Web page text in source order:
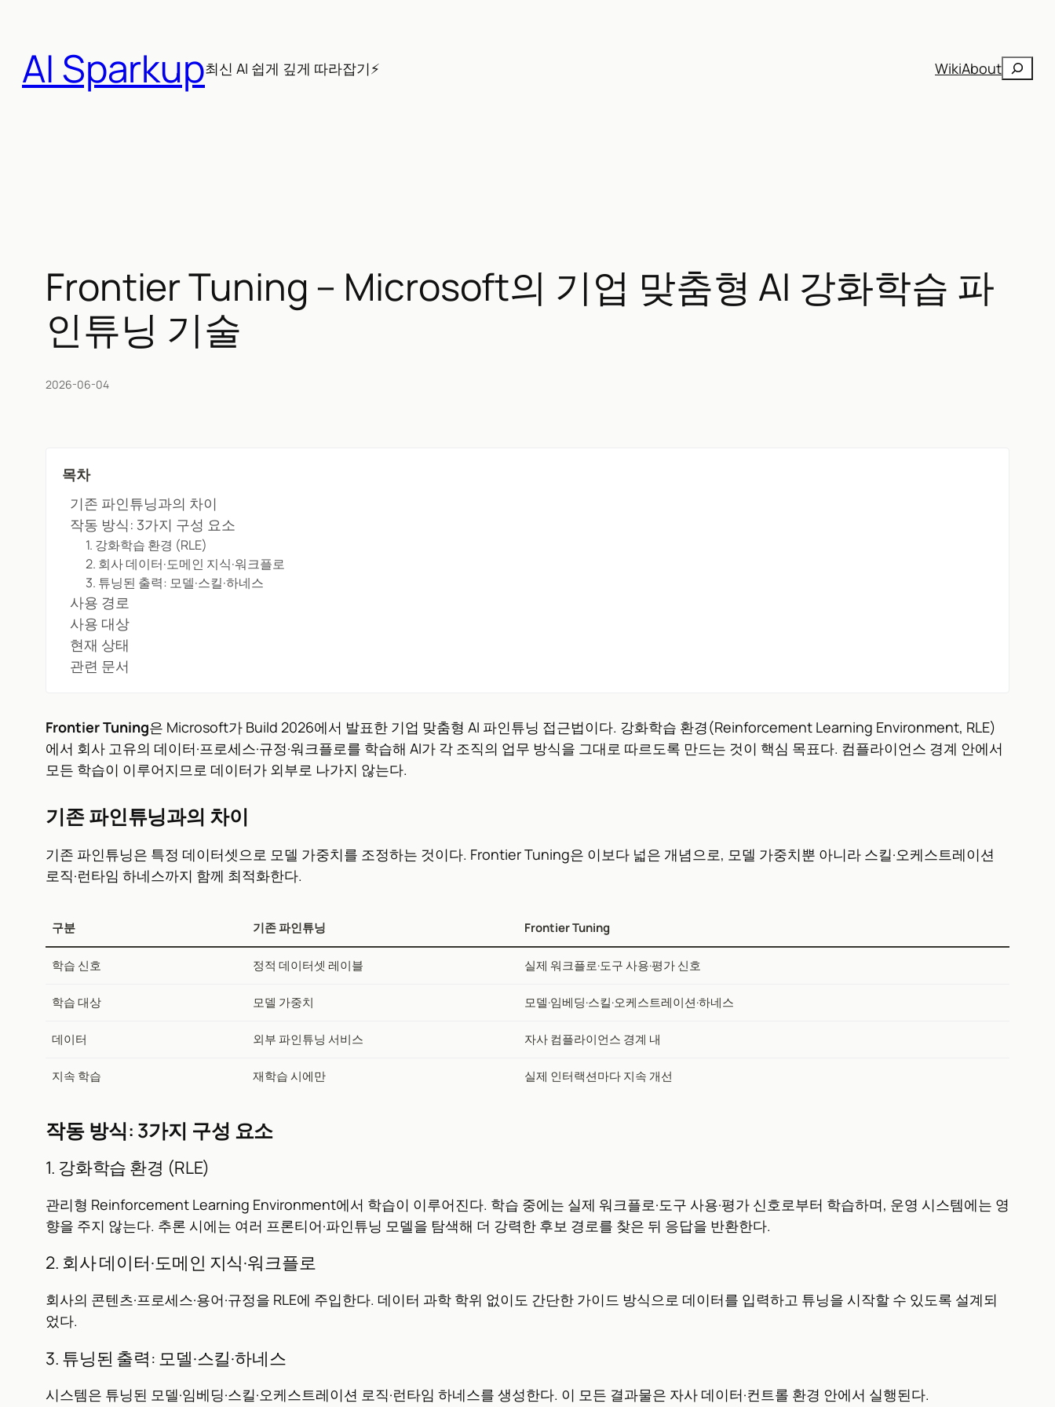
AI Sparkup최신 AI 쉽게 깊게 따라잡기⚡ WikiAbout검
Frontier Tuning – Microsoft의 기업 맞춤형 AI 강화학습 파
인튜닝 기술
2026-06-04
목차
기존 파인튜닝과의 차이
작동 방식: 3가지 구성 요소
1. 강화학습 환경 (RLE)
2. 회사 데이터·도메인 지식·워크플로
3. 튜닝된 출력: 모델·스킬·하네스
사용 경로
사용 대상
현재 상태
관련 문서
Frontier Tuning은 Microsoft가 Build 2026에서 발표한 기업 맞춤형 AI 파인튜닝 접근법이다. 강화학습 환경(Reinforcement Learning Environment, RLE)
에서 회사 고유의 데이터·프로세스·규정·워크플로를 학습해 AI가 각 조직의 업무 방식을 그대로 따르도록 만드는 것이 핵심 목표다. 컴플라이언스 경계 안에서
모든 학습이 이루어지므로 데이터가 외부로 나가지 않는다.
기존 파인튜닝과의 차이
기존 파인튜닝은 특정 데이터셋으로 모델 가중치를 조정하는 것이다. Frontier Tuning은 이보다 넓은 개념으로, 모델 가중치뿐 아니라 스킬·오케스트레이션
로직·런타임 하네스까지 함께 최적화한다.
구분 기존 파인튜닝 Frontier Tuning
학습 신호 정적 데이터셋 레이블 실제 워크플로·도구 사용·평가 신호
학습 대상 모델 가중치 모델·임베딩·스킬·오케스트레이션·하네스
데이터 외부 파인튜닝 서비스 자사 컴플라이언스 경계 내
지속 학습 재학습 시에만 실제 인터랙션마다 지속 개선
작동 방식: 3가지 구성 요소
1. 강화학습 환경 (RLE)
관리형 Reinforcement Learning Environment에서 학습이 이루어진다. 학습 중에는 실제 워크플로·도구 사용·평가 신호로부터 학습하며, 운영 시스템에는 영
향을 주지 않는다. 추론 시에는 여러 프론티어·파인튜닝 모델을 탐색해 더 강력한 후보 경로를 찾은 뒤 응답을 반환한다.
2. 회사 데이터·도메인 지식·워크플로
회사의 콘텐츠·프로세스·용어·규정을 RLE에 주입한다. 데이터 과학 학위 없이도 간단한 가이드 방식으로 데이터를 입력하고 튜닝을 시작할 수 있도록 설계되
었다.
3. 튜닝된 출력: 모델·스킬·하네스
시스템은 튜닝된 모델·임베딩·스킬·오케스트레이션 로직·런타임 하네스를 생성한다. 이 모든 결과물은 자사 데이터·컨트롤 환경 안에서 실행된다.